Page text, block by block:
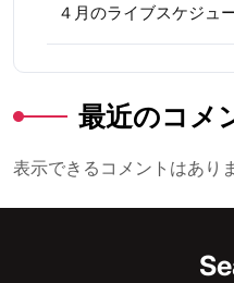
４月のライブスケジュ
最近のコメ
表示できるコメントはあり